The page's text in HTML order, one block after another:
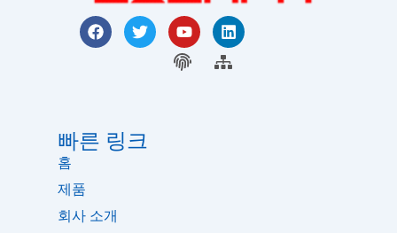
F
a
k
트
위
유
튜
브
링
크
인
지
문
사
이
빠른 링크
홈
제품
회사 소개